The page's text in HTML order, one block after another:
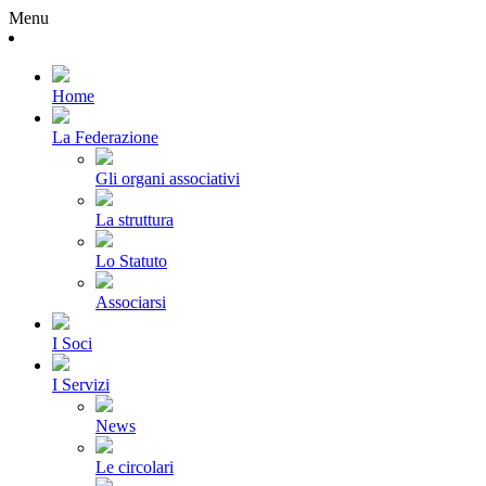
Menu
Home
La Federazione
Gli organi associativi
La struttura
Lo Statuto
Associarsi
I Soci
I Servizi
News
Le circolari